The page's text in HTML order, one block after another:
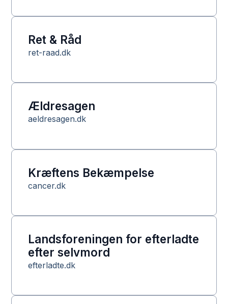
Ret & Råd
ret-raad.dk
Ældresagen
aeldresagen.dk
Kræftens Bekæmpelse
cancer.dk
Landsforeningen for efterladte
efter selvmord
efterladte.dk